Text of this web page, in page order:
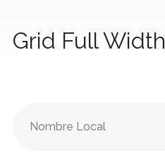
Grid Full Width